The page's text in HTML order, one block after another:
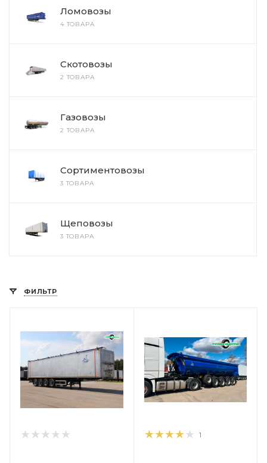
Ломовозы
4 ТОВАРА
Скотовозы
2 ТОВАРА
Газовозы
2 ТОВАРА
Сортиментовозы
3 ТОВАРА
Щеповозы
3 ТОВАРА
ФИЛЬТР
1